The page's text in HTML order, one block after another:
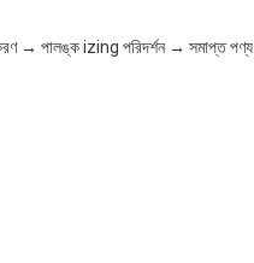
→ পালঙ্ক izing পরিদর্শন → সমাপ্ত পণ্য